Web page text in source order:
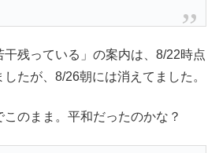
干残っている」の案内は、8/22時点
たが、8/26朝には消えてました。
のまま。平和だったのかな？